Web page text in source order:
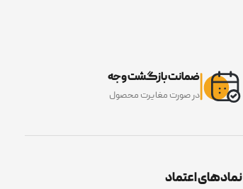
ضمانت بازگشت وجه
در صورت مغایرت محصول
نمادهای اعتماد